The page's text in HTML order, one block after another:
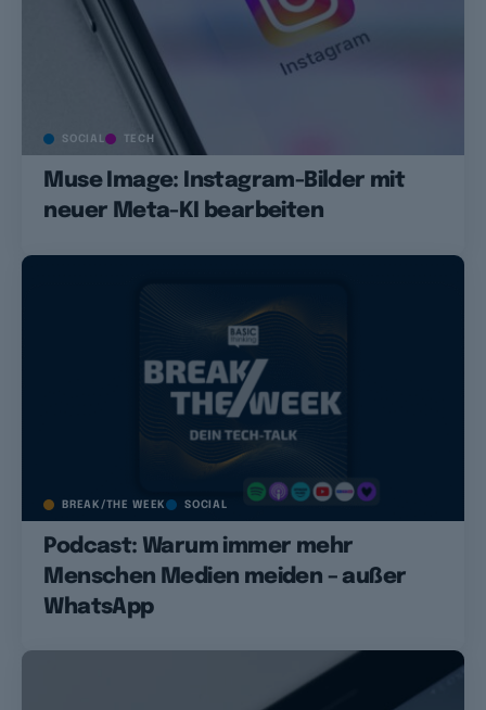
SOCIAL TECH
Muse Image: Instagram-Bilder mit
neuer Meta-KI bearbeiten
BREAK/THE WEEK SOCIAL
Podcast: Warum immer mehr
Menschen Medien meiden – außer
WhatsApp